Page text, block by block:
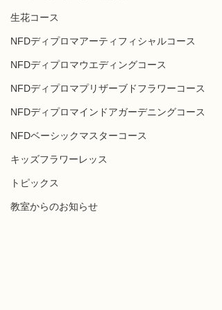
生花コース
NFDディプロマアーティフィシャルコース
NFDディプロマウエディングコース
NFDディプロマプリザーブドフラワーコース
NFDディプロマインドアガーデニングコース
NFDベーシックマスターコース
キッズフラワーレッス
トピックス
教室からのお知らせ